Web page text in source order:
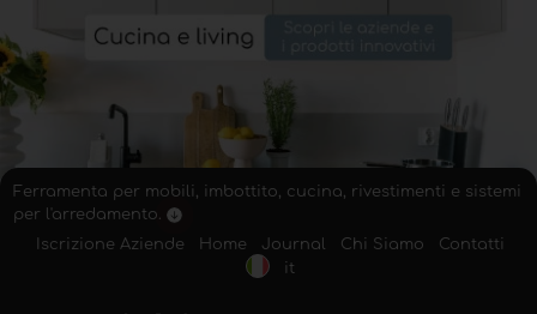
Ferramenta per mobili, imbottito, cucina, rivestimenti e sistemi
per l'arredamento.
Iscrizione Aziende
Home Journal Chi Siamo
Contatti
it